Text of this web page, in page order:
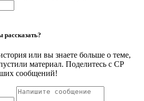
рассказать?
или вы знаете больше о теме,
материал. Поделитесь с СР
сообщений!